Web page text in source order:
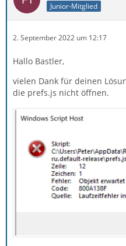
Junior-Mitglied
2. September 2022 um 12:17
Hallo Bastler,
vielen Dank für deinen
die prefs.js nicht öffnen.